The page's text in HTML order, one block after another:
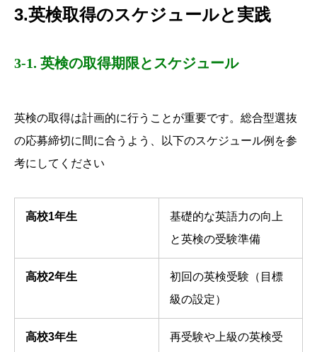
3.英検取得のスケジュールと実践
3-1. 英検の取得期限とスケジュール
英検の取得は計画的に行うことが重要です。総合型選抜
の応募締切に間に合うよう、以下のスケジュール例を参
考にしてください
高校1年生
基礎的な英語力の向上
と英検の受験準備
高校2年生
初回の英検受験（目標
級の設定）
高校3年生
再受験や上級の英検受